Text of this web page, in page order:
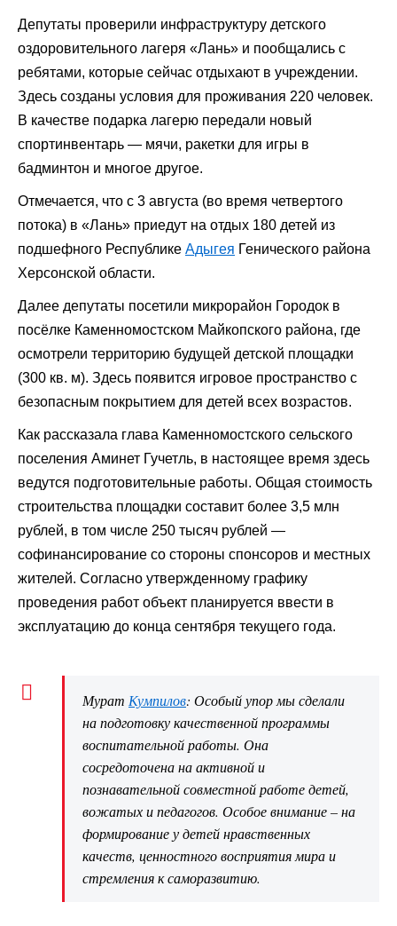
Депутаты проверили инфраструктуру детского
оздоровительного лагеря «Лань» и пообщались с
ребятами, которые сейчас отдыхают в учреждении.
Здесь созданы условия для проживания 220 человек.
В качестве подарка лагерю передали новый
спортинвентарь — мячи, ракетки для игры в
бадминтон и многое другое.
Отмечается, что с 3 августа (во время четвертого
потока) в «Лань» приедут на отдых 180 детей из
подшефного Республике Адыгея Генического района
Херсонской области.
Далее депутаты посетили микрорайон Городок в
посёлке Каменномостском Майкопского района, где
осмотрели территорию будущей детской площадки
(300 кв. м). Здесь появится игровое пространство с
безопасным покрытием для детей всех возрастов.
Как рассказала глава Каменномостского сельского
поселения Аминет Гучетль, в настоящее время здесь
ведутся подготовительные работы. Общая стоимость
строительства площадки составит более 3,5 млн
рублей, в том числе 250 тысяч рублей —
софинансирование со стороны спонсоров и местных
жителей. Согласно утвержденному графику
проведения работ объект планируется ввести в
эксплуатацию до конца сентября текущего года.
Мурат Кумпилов: Особый упор мы сделали
на подготовку качественной программы
воспитательной работы. Она
сосредоточена на активной и
познавательной совместной работе детей,
вожатых и педагогов. Особое внимание – на
формирование у детей нравственных
качеств, ценностного восприятия мира и
стремления к саморазвитию.